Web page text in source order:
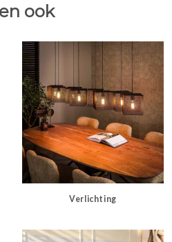
ook
Verlichting